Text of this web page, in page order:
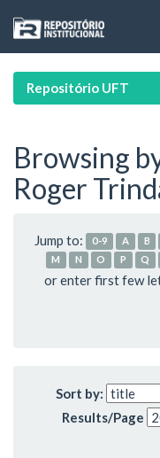
navigation
Repositório UFT
Browsing
Roger
Jump to: 0-9 A B
M
N O P Q
or enter first few
Sort by:
Results/Page